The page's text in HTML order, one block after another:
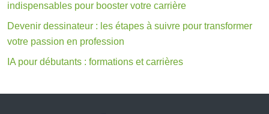
indispensables pour booster votre carrière
Devenir dessinateur : les étapes à suivre pour transformer
votre passion en profession
IA pour débutants : formations et carrières